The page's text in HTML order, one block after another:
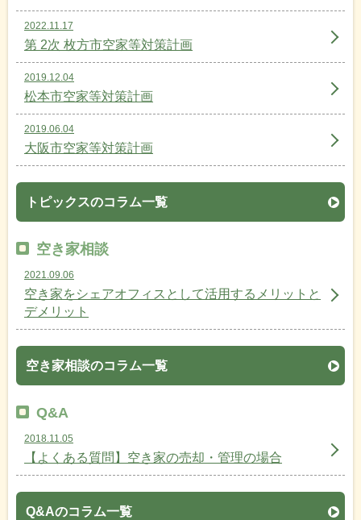
2022.11.17
第 2次 枚方市空家等対策計画
2019.12.04
松本市空家等対策計画
2019.06.04
大阪市空家等対策計画
トピックスのコラム一覧
空き家相談
2021.09.06
空き家をシェアオフィスとして活用するメリットと
デメリット
空き家相談のコラム一覧
Q&A
2018.11.05
【よくある質問】空き家の売却・管理の場合
Q&Aのコラム一覧